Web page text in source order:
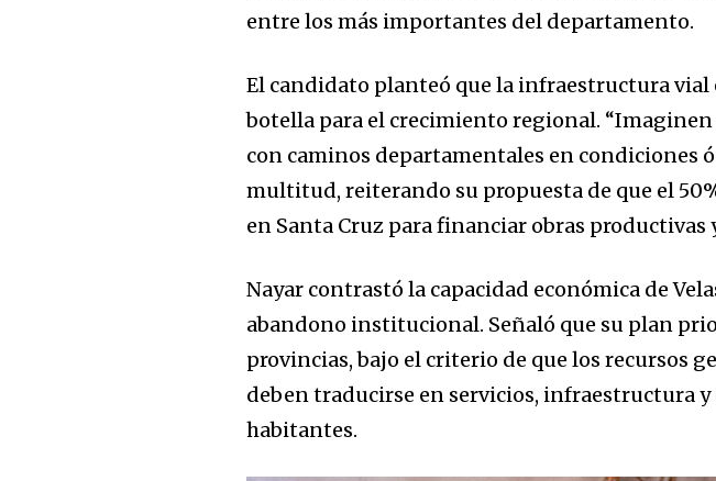
entre los más importantes del departamento.
El candidato planteó que la infraestructura vial
botella para el crecimiento regional.
con caminos departamentales en condiciones
multitud, reiterando su propuesta de que el
en Santa Cruz para financiar obras productivas
Nayar contrastó la capacidad económica de
abandono institucional. Señaló que su plan
provincias, bajo el criterio de que los recursos
deben traducirse en servicios, infraestructura
habitantes.